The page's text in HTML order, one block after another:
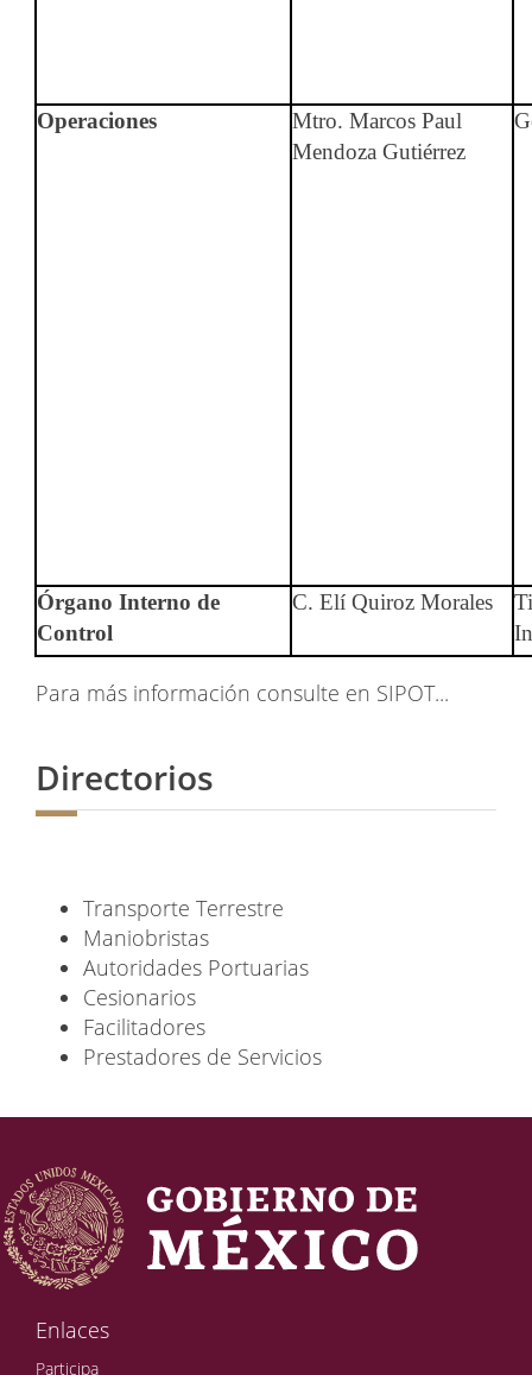
Operaciones
Mtro. Marcos Paul
Mendoza Gutiérrez
Órgano Interno de
Control
C. Elí Quiroz Morales
Para más información consulte en SIPOT...
Directorios
Transporte Terrestre
Maniobristas
Autoridades Portuarias
Cesionarios
Facilitadores
Prestadores de Servicios
Enlaces
Participa